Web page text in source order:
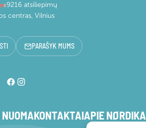
9216 atsiliepimų
centras, Vilnius
PARAŠYK MUMS
KONTAKTAIAPIE NØRDIKA